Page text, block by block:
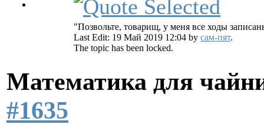
"Позвольте, товарищ, у меня все ходы
Last Edit: 19 Май 2019 12:04 by сам-пят.
The topic has been locked.
Математика для
#1635